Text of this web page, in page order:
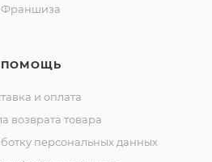
Франшиза
ПОМОЩЬ
и оплата
возврата товара
персональных данных